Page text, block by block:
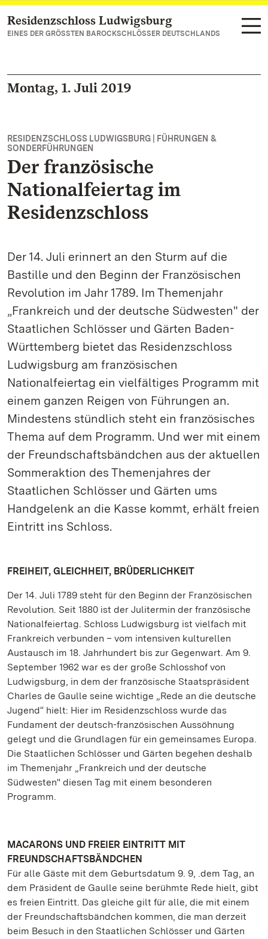
Zum Hauptinhalt springen
Residenzschloss Ludwigsburg
EINES DER GRÖSSTEN BAROCKSCHLÖSSER DEUTSCHLANDS
Montag, 1. Juli 2019
RESIDENZSCHLOSS LUDWIGSBURG | FÜHRUNGEN &
SONDERFÜHRUNGEN
Der französische
Nationalfeiertag im
Residenzschloss
Der 14. Juli erinnert an den Sturm auf die
Bastille und den Beginn der Französischen
Revolution im Jahr 1789. Im Themenjahr
„Frankreich und der deutsche Südwesten" der
Staatlichen Schlösser und Gärten Baden-
Württemberg bietet das Residenzschloss
Ludwigsburg am französischen
Nationalfeiertag ein vielfältiges Programm mit
einem ganzen Reigen von Führungen an.
Mindestens stündlich steht ein französisches
Thema auf dem Programm. Und wer mit einem
der Freundschaftsbändchen aus der aktuellen
Sommeraktion des Themenjahres der
Staatlichen Schlösser und Gärten ums
Handgelenk an die Kasse kommt, erhält freien
Eintritt ins Schloss.
FREIHEIT, GLEICHHEIT, BRÜDERLICHKEIT
Der 14. Juli 1789 steht für den Beginn der Französischen
Revolution. Seit 1880 ist der Julitermin der französische
Nationalfeiertag. Schloss Ludwigsburg ist vielfach mit
Frankreich verbunden – vom intensiven kulturellen
Austausch im 18. Jahrhundert bis zur Gegenwart. Am 9.
September 1962 war es der große Schlosshof von
Ludwigsburg, in dem der französische Staatspräsident
Charles de Gaulle seine wichtige „Rede an die deutsche
Jugend“ hielt: Hier im Residenzschloss wurde das
Fundament der deutsch-französischen Aussöhnung
gelegt und die Grundlagen für ein gemeinsames Europa.
Die Staatlichen Schlösser und Gärten begehen deshalb
im Themenjahr „Frankreich und der deutsche
Südwesten" diesen Tag mit einem besonderen
Programm.
MACARONS UND FREIER EINTRITT MIT
FREUNDSCHAFTSBÄNDCHEN
Für alle Gäste mit dem Geburtsdatum 9. 9, .dem Tag, an
dem Präsident de Gaulle seine berühmte Rede hielt, gibt
es freien Eintritt. Das gleiche gilt für alle, die mit einem
der Freundschaftsbändchen kommen, die man derzeit
beim Besuch in den Staatlichen Schlösser und Gärten